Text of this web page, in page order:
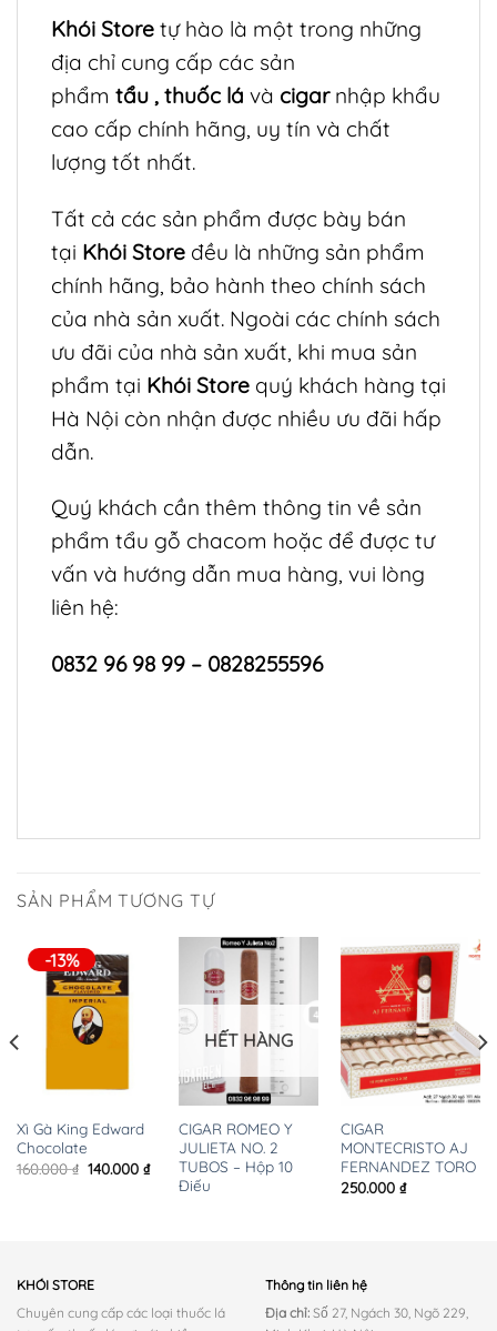
Khói Store tự hào là một trong những
địa chỉ cung cấp các sản
phẩm tẩu , thuốc lá và cigar nhập khẩu
cao cấp chính hãng, uy tín và chất
lượng tốt nhất.
Tất cả các sản phẩm được bày bán
tại Khói Store đều là những sản phẩm
chính hãng, bảo hành theo chính sách
của nhà sản xuất. Ngoài các chính sách
ưu đãi của nhà sản xuất, khi mua sản
phẩm tại Khói Store quý khách hàng tại
Hà Nội còn nhận được nhiều ưu đãi hấp
dẫn.
Quý khách cần thêm thông tin về sản
phẩm tẩu gỗ chacom hoặc để được tư
vấn và hướng dẫn mua hàng, vui lòng
liên hệ:
0832 96 98 99 – 0828255596
SẢN PHẨM TƯƠNG TỰ
-13%
Xì Gà King Edward
Chocolate
160.000₫ Giá
140.000 ₫Giá
HẾT HÀNG
CIGAR ROMEO Y
JULIETA NO. 2
TUBOS – Hộp 10
Điếu
CIGAR
MONTECRISTO AJ
FERNANDEZ TORO
250.000 ₫
KHÓI STORE
Chuyên cung cấp các loại thuốc lá
Thông tin liên hệ
Địa chỉ: Số 27, Ngách 30, Ngõ 229,